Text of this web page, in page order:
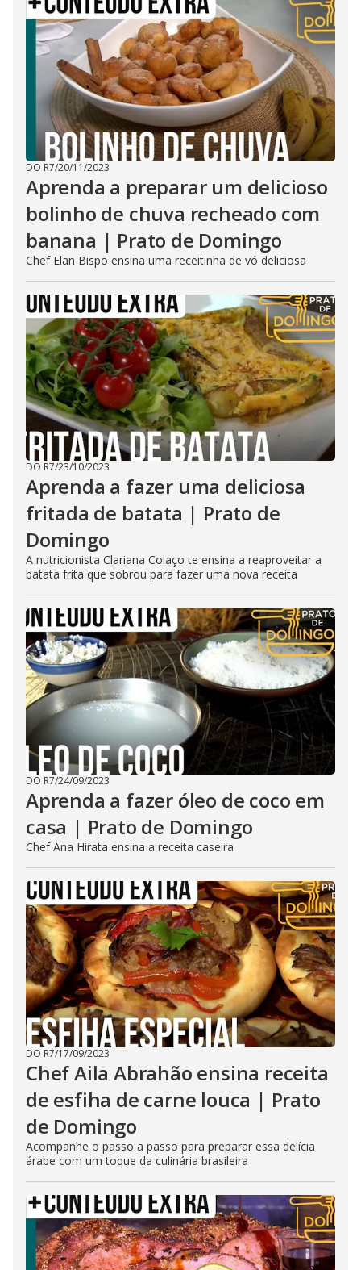
DO R7/20/11/2023
Aprenda a preparar um delicioso
bolinho de chuva recheado com
banana | Prato de Domingo
Chef Elan Bispo ensina uma receitinha de vó deliciosa
DO R7/23/10/2023
Aprenda a fazer uma deliciosa
fritada de batata | Prato de
Domingo
A nutricionista Clariana Colaço te ensina a reaproveitar a
batata frita que sobrou para fazer uma nova receita
DO R7/24/09/2023
Aprenda a fazer óleo de coco em
casa | Prato de Domingo
Chef Ana Hirata ensina a receita caseira
DO R7/17/09/2023
Chef Aila Abrahão ensina receita
de esfiha de carne louca | Prato
de Domingo
Acompanhe o passo a passo para preparar essa delícia
árabe com um toque da culinária brasileira